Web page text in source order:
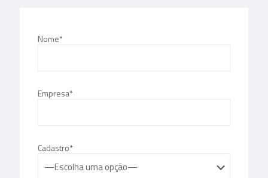
Nome*
Empresa*
Cadastro*